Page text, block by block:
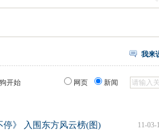
我来
开始 网页 新闻
11-03-
停》 入围东方风云榜(图)